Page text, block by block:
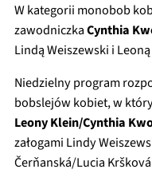
W kategorii monobob
zawodniczkaCynthia
Lindą Weiszewski i
Niedzielny program
bobslejów kobiet, w
Leony Klein/Cynthia
załogami Lindy
Čerňanská/Lucia